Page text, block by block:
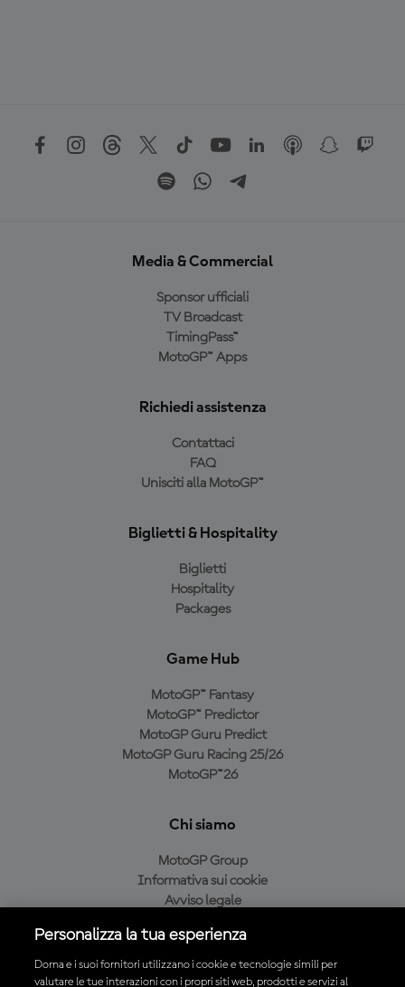
Media & Commercial
Sponsor ufficiali
TV Broadcast
TimingPass™
MotoGP™ Apps
Richiedi assistenza
Contattaci
FAQ
Unisciti alla MotoGP™
Biglietti & Hospitality
Biglietti
Hospitality
Packages
Game Hub
MotoGP™ Fantasy
MotoGP™ Predictor
MotoGP Guru Predict
MotoGP Guru Racing 25/26
MotoGP™26
Chi siamo
MotoGP Group
Informativa sui cookie
Avviso legale
Condizioni di acquisto
Personalizza la tua esperienza
Dorna e i suoi fornitori utilizzano i cookie e tecnologie simili per
valutare le tue interazioni con i propri siti web, prodotti e servizi al